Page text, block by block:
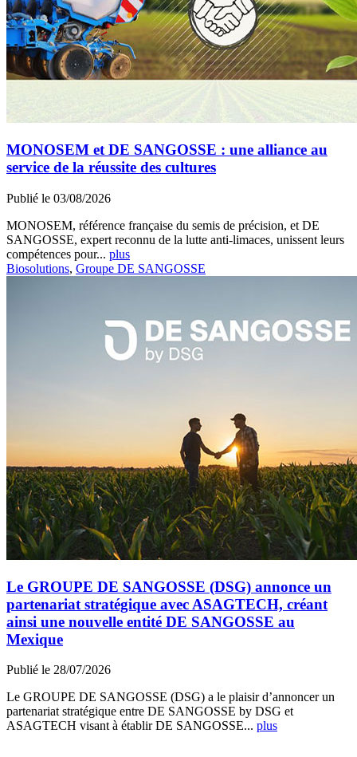
MONOSEM et DE SANGOSSE : une alliance au
service de la réussite des cultures
Publié le 03/08/2026
MONOSEM, référence française du semis de précision, et DE
SANGOSSE, expert reconnu de la lutte anti-limaces, unissent leurs
compétences pour... plus
Biosolutions, Groupe DE SANGOSSE
Le GROUPE DE SANGOSSE (DSG) annonce un
partenariat stratégique avec ASAGTECH, créant
ainsi une nouvelle entité DE SANGOSSE au
Mexique
Publié le 28/07/2026
Le GROUPE DE SANGOSSE (DSG) a le plaisir d’annoncer un
partenariat stratégique entre DE SANGOSSE by DSG et
ASAGTECH visant à établir DE SANGOSSE... plus